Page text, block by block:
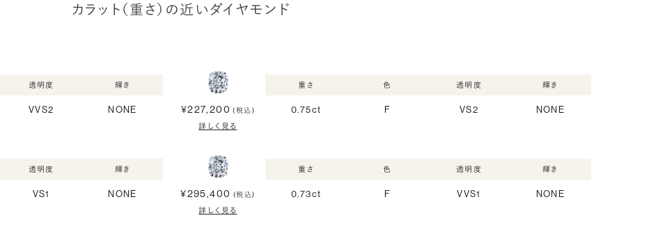
カラット（重さ）の近いダイヤモンド
透明度
VVS2
輝き
NONE ¥227,200 (税込)
詳しく見る
重さ
0.75ct
色
F
透明度
VS2
輝き
NONE
透明度
VS1
輝き
NONE ¥295,400 (税込)
詳しく見る
重さ
0.73ct
色
F
透明度
VVS1
輝き
NONE